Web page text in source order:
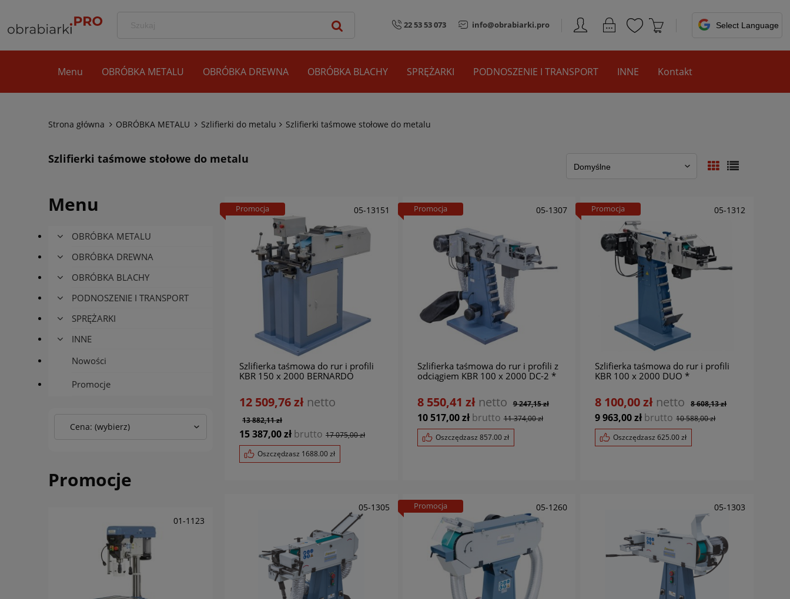
22 53 53 073 info@obrabiarki.pro
Menu OBRÓBKA METALU OBRÓBKA DREWNA OBRÓBKA BLACHY SPRĘŻARKI PODNOSZENIE I TRANSPORT INNE Kontakt
Strona główna OBRÓBKA METALU Szlifierki do metalu Szlifierki taśmowe stołowe do metalu
Szlifierki taśmowe stołowe do metalu
Menu
OBRÓBKA METALU
OBRÓBKA DREWNA
OBRÓBKA BLACHY
PODNOSZENIE I TRANSPORT
SPRĘŻARKI
INNE
Nowości
Promocje
Cena: (wybierz)
Promocje
01-1123 01-11860 01-1243B 01-1288
05-13151
Szlifierka taśmowa do rur i profili
KBR 150 x 2000 BERNARDO
15 387,00 zł brutto 17 075,00 zł
Oszczędzasz 1688.00zł
12 509,76 zł netto
13 882,11 zł
Promocja 05-1307
Szlifierka taśmowa do rur i profili z
odciągiem KBR 100 x 2000 DC-2 *
10 517,00 zł brutto 11 374,00 zł
Oszczędzasz 857.00zł
8 550,41 zł netto 9 247,15 zł
Promocja 05-1312
Szlifierka taśmowa do rur i profili
KBR 100 x 2000 DUO *
9 963,00 zł brutto 10 588,00 zł
Oszczędzasz625.00zł
8 100,00 zł netto 8 608,13 zł
Promocja
05-1305 05-1260
Promocja 05-1303